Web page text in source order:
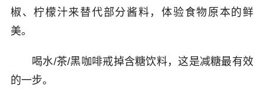
椒、柠檬汁来替代部分酱料，体验食物原本的鲜
美。
喝水/茶/黑咖啡戒掉含糖饮料，这是减糖最有效
的一步。